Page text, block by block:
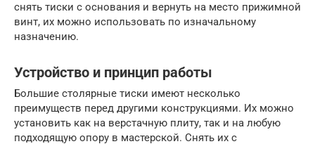
снять тиски с основания и вернуть на место прижимной
винт, их можно использовать по изначальному
назначению.
Устройство и принцип работы
Большие столярные тиски имеют несколько
преимуществ перед другими конструкциями. Их можно
установить как на верстачную плиту, так и на любую
подходящую опору в мастерской. Снять их с